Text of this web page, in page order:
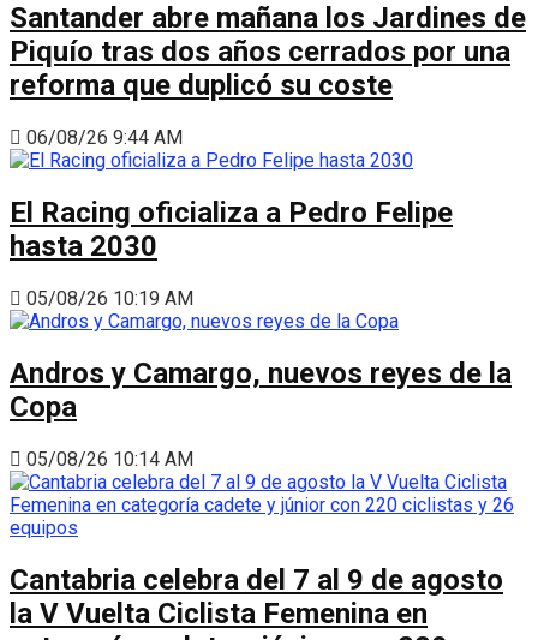
Santander abre mañana los Jardines de
Piquío tras dos años cerrados por una
reforma que duplicó su coste
06/08/26 9:44 AM
El Racing oficializa a Pedro Felipe
hasta 2030
05/08/26 10:19 AM
Andros y Camargo, nuevos reyes de la
Copa
05/08/26 10:14 AM
Cantabria celebra del 7 al 9 de agosto
la V Vuelta Ciclista Femenina en